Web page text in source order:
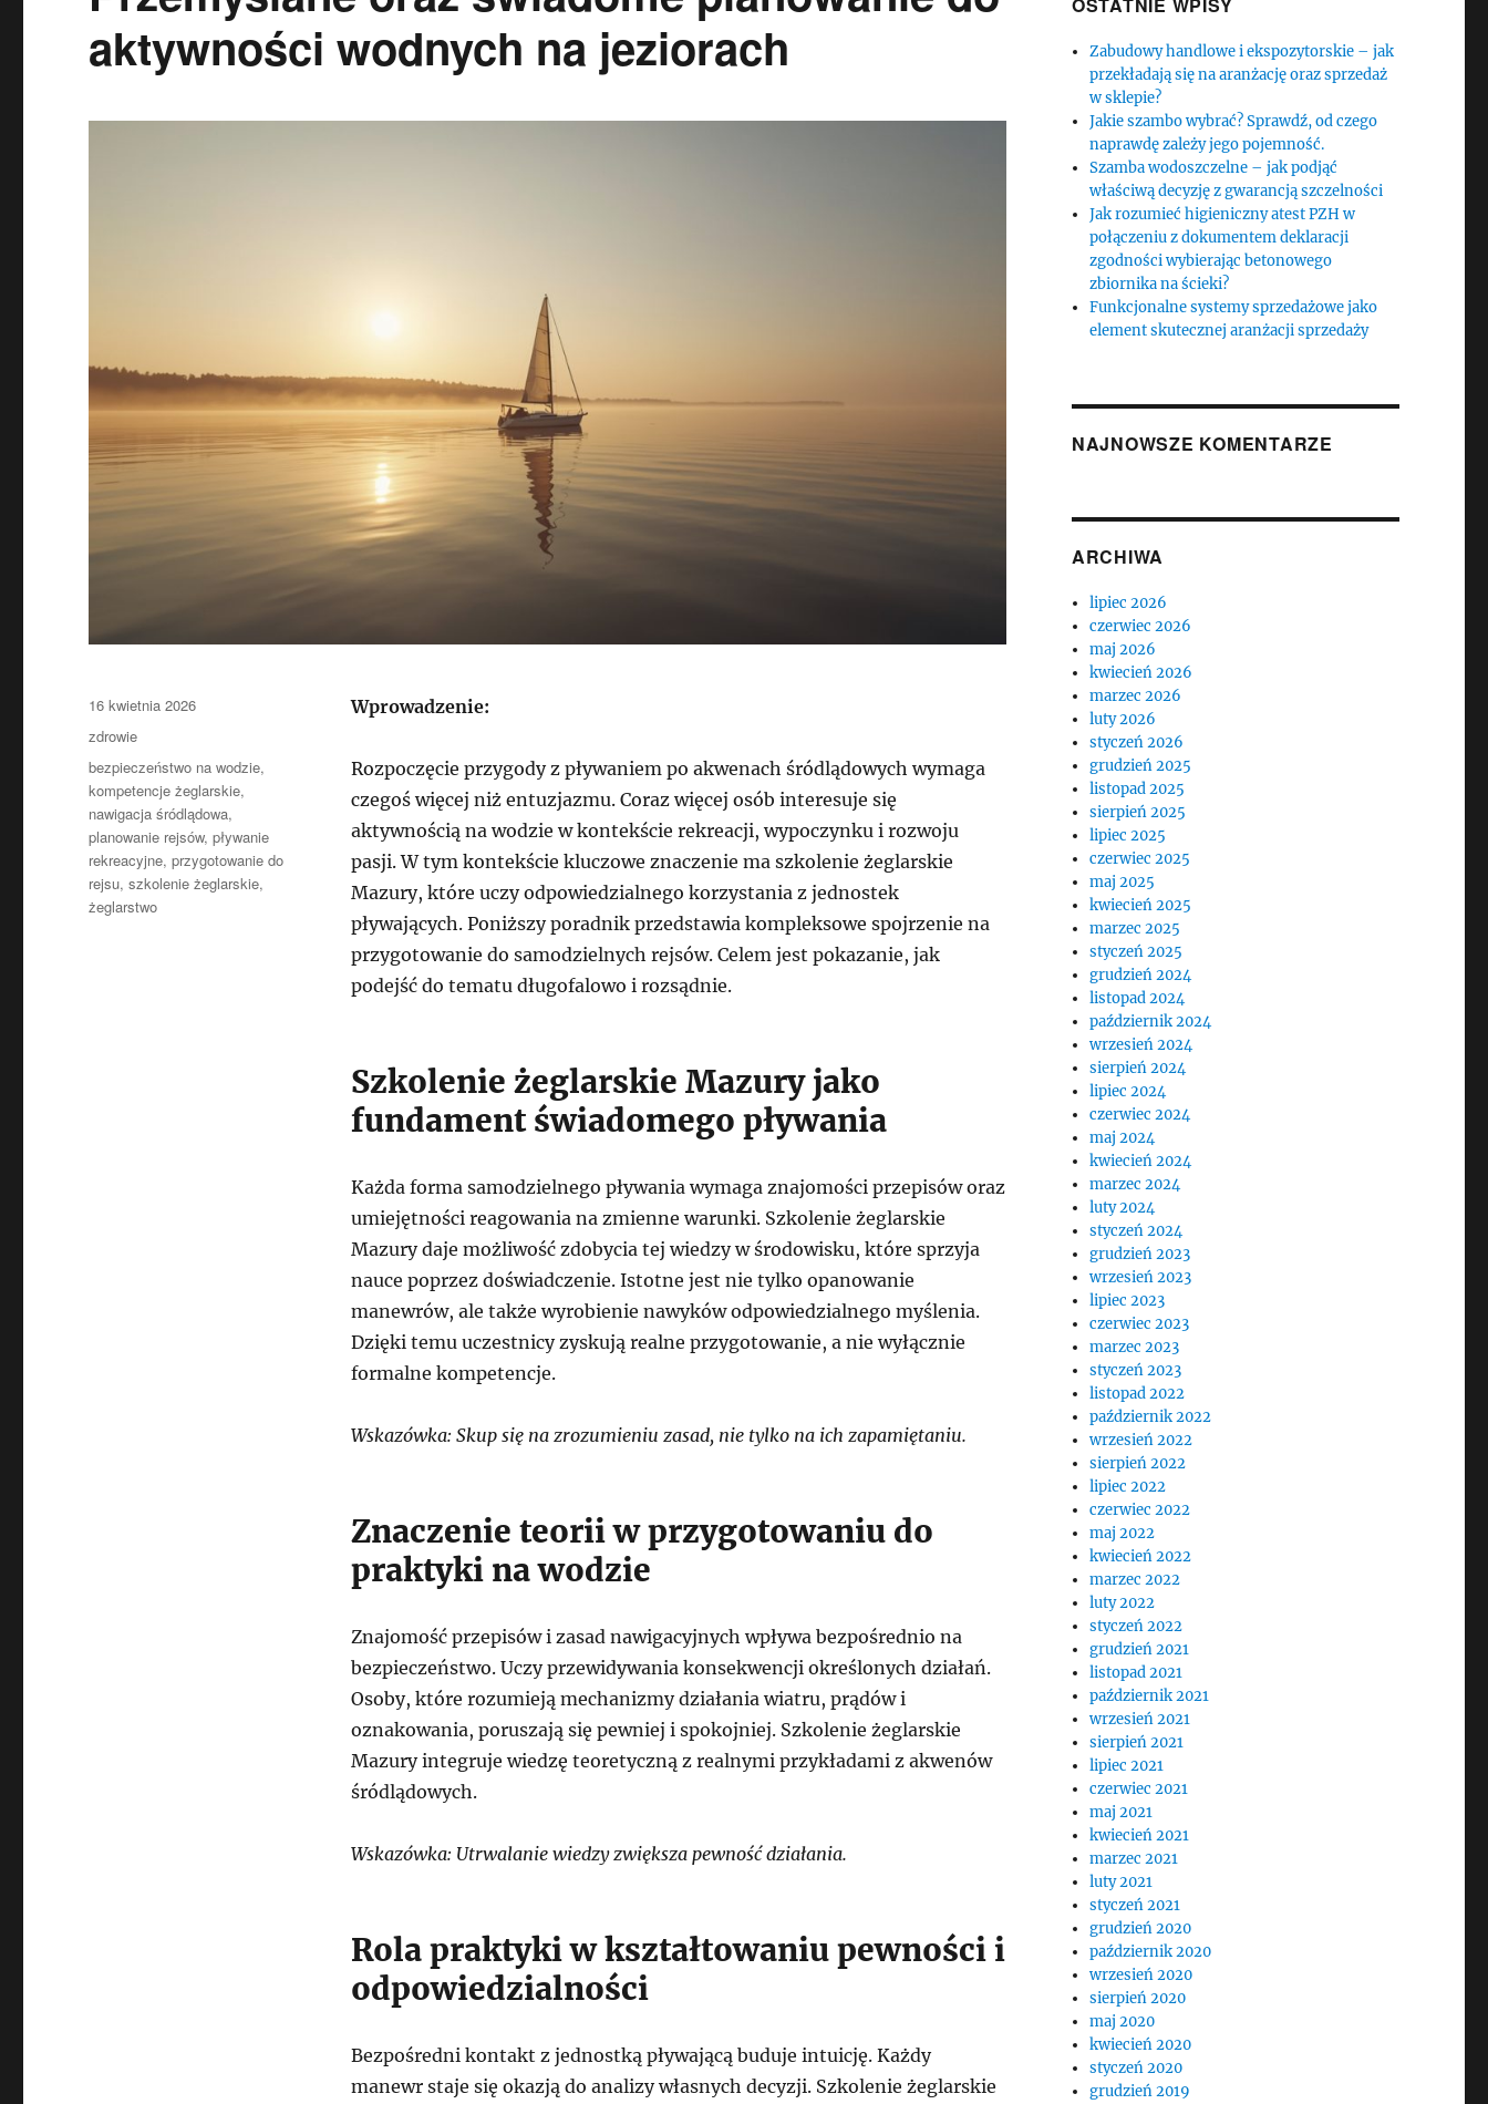
aktywności wodnych na jeziorach
Wprowadzenie:
Rozpoczęcie przygody z pływaniem po akwenach śródlądowych wymaga
czegoś więcej niż entuzjazmu. Coraz więcej osób interesuje się
aktywnością na wodzie w kontekście rekreacji, wypoczynku i rozwoju
pasji. W tym kontekście kluczowe znaczenie ma szkolenie żeglarskie
Mazury, które uczy odpowiedzialnego korzystania z jednostek
pływających. Poniższy poradnik przedstawia kompleksowe spojrzenie na
przygotowanie do samodzielnych rejsów. Celem jest pokazanie, jak
podejść do tematu długofalowo i rozsądnie.
Szkolenie żeglarskie Mazury jako
fundament świadomego pływania
Każda forma samodzielnego pływania wymaga znajomości przepisów oraz
umiejętności reagowania na zmienne warunki. Szkolenie żeglarskie
Mazury daje możliwość zdobycia tej wiedzy w środowisku, które sprzyja
nauce poprzez doświadczenie. Istotne jest nie tylko opanowanie
manewrów, ale także wyrobienie nawyków odpowiedzialnego myślenia.
Dzięki temu uczestnicy zyskują realne przygotowanie, a nie wyłącznie
formalne kompetencje.
Wskazówka: Skup się na zrozumieniu zasad, nie tylko na ich zapamiętaniu.
Znaczenie teorii w przygotowaniu do
praktyki na wodzie
Znajomość przepisów i zasad nawigacyjnych wpływa bezpośrednio na
bezpieczeństwo. Uczy przewidywania konsekwencji określonych działań.
Osoby, które rozumieją mechanizmy działania wiatru, prądów i
oznakowania, poruszają się pewniej i spokojniej. Szkolenie żeglarskie
Mazury integruje wiedzę teoretyczną z realnymi przykładami z akwenów
śródlądowych.
Wskazówka: Utrwalanie wiedzy zwiększa pewność działania.
Rola praktyki w kształtowaniu pewności i
odpowiedzialności
Bezpośredni kontakt z jednostką pływającą buduje intuicję. Każdy
manewr staje się okazją do analizy własnych decyzji. Szkolenie żeglarskie
Data
publikacji
16 kwietnia 2026
Kategorie
zdrowie
Tagi
bezpieczeństwo na wodzie,
kompetencje żeglarskie,
nawigacja śródlądowa,
planowanie rejsów,pływanie
rekreacyjne,przygotowanie do
rejsu,szkolenie żeglarskie,
żeglarstwo
Zabudowy handlowe i ekspozytorskie – jak
przekładają się na aranżację oraz sprzedaż
w sklepie?
Jakie szambo wybrać? Sprawdź, od czego
naprawdę zależy jego pojemność.
Szamba wodoszczelne – jak podjąć
właściwą decyzję z gwarancją szczelności
Jak rozumieć higieniczny atest PZH w
połączeniu z dokumentem deklaracji
zgodności wybierając betonowego
zbiornika na ścieki?
Funkcjonalne systemy sprzedażowe jako
element skutecznej aranżacji sprzedaży
NAJNOWSZE KOMENTARZE
ARCHIWA
lipiec 2026
czerwiec 2026
maj 2026
kwiecień 2026
marzec 2026
luty 2026
styczeń 2026
grudzień 2025
listopad 2025
sierpień 2025
lipiec 2025
czerwiec 2025
maj 2025
kwiecień 2025
marzec 2025
styczeń 2025
grudzień 2024
listopad 2024
październik 2024
wrzesień 2024
sierpień 2024
lipiec 2024
czerwiec 2024
maj 2024
kwiecień 2024
marzec 2024
luty 2024
styczeń 2024
grudzień 2023
wrzesień 2023
lipiec 2023
czerwiec 2023
marzec 2023
styczeń 2023
listopad 2022
październik 2022
wrzesień 2022
sierpień 2022
lipiec 2022
czerwiec 2022
maj 2022
kwiecień 2022
marzec 2022
luty 2022
styczeń 2022
grudzień 2021
listopad 2021
październik 2021
wrzesień 2021
sierpień 2021
lipiec 2021
czerwiec 2021
maj 2021
kwiecień 2021
marzec 2021
luty 2021
styczeń 2021
grudzień 2020
październik 2020
wrzesień 2020
sierpień 2020
maj 2020
kwiecień 2020
styczeń 2020
grudzień 2019